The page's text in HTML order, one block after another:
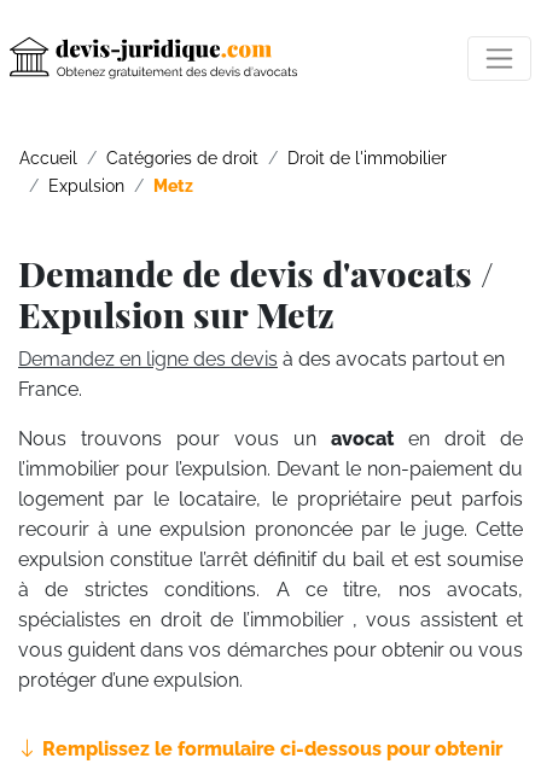
Accueil Catégories de droit
Droit de l'immobilier
Expulsion
Metz
Demande de devis d'avocats /
Expulsion sur Metz
Demandez en ligne des devis à des avocats partout en
France.
Nous trouvons pour vous un avocat en droit de
l’immobilier pour l’expulsion. Devant le non-paiement du
logement par le locataire, le propriétaire peut parfois
recourir à une expulsion prononcée par le juge. Cette
expulsion constitue l’arrêt définitif du bail et est soumise
à de strictes conditions. A ce titre, nos avocats,
spécialistes en droit de l’immobilier , vous assistent et
vous guident dans vos démarches pour obtenir ou vous
protéger d’une expulsion.
Remplissez le formulaire ci-dessous pour obtenir